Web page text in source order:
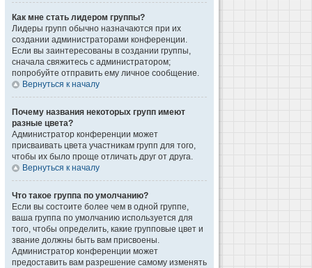
Как мне стать лидером группы?
Лидеры групп обычно назначаются при их
создании администраторами конференции.
Если вы заинтересованы в создании группы,
сначала свяжитесь с администратором;
попробуйте отправить ему личное сообщение.
Вернуться к началу
Почему названия некоторых групп имеют
разные цвета?
Администратор конференции может
присваивать цвета участникам групп для того,
чтобы их было проще отличать друг от друга.
Вернуться к началу
Что такое группа по умолчанию?
Если вы состоите более чем в одной группе,
ваша группа по умолчанию используется для
того, чтобы определить, какие групповые цвет и
звание должны быть вам присвоены.
Администратор конференции может
предоставить вам разрешение самому изменять